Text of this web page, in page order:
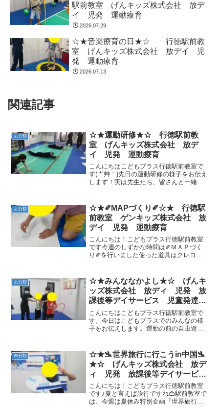
駅前教室 げんキッズ株式会社 放デ
イ 児発 運動療育
2026.07.29
☆★音楽療育の日★☆ 行徳駅前教
室 げんキッズ株式会社 放デイ 児
発 運動療育
2026.07.13
関連記事
未分類
☆★運動研修★☆ 行徳駅前教
室 げんキッズ株式会社 放デ
イ 児発 運動療育
こんにちはこどもプラス行徳駅前教室で
す( *´艸｀)先日の運動研修の様子をお伝え
します！実は先生たち、皆さんと一緒に
際にやってみることで、難しさやポイン
トを実感でき...
未分類
☆★✐MAPづくり✐☆★ 行徳駅
前教室 ゲンキッズ株式会社 放
デイ 児発 運動療育
こんにちは！こどもプラス行徳駅前教室
です今週のしずかな時間は✐ＭＡＰづく
り✐を行いました使った道具はクレヨ
描きを楽しみました♪テーマは『みんなの
まち』です こどもプラス...
未分類
☆★みんななかよし★☆ げんキ
ッズ株式会社 放ディ 児発 放
課後等デイサービス 児童発達支
援事業 無料送迎 発達障害 運
動療育 行徳 行徳駅前 南行
徳 妙典 市川市 江戸川区
ウン症
こんにちはこどもプラス行徳駅前教室で
す。今日はこどもプラスでのみんなの様
子をお伝えします。運動の前の自由遊び
客さんがどんどん増えて、、、ほとんど
のお友達がお客さんになっ...
未分類
☆★🛬世界旅行に行こうin中国🛬
★☆ げんキッズ株式会社 放デ
ィ 児発 放課後等デイサービ
ス 児童発達支援事業 無料送
迎 発達障害 運動療育 行徳
行徳駅前 南行徳 妙典 市川
こんにちは！こどもプラス行徳駅前教室
です♪夏と言えば旅行ですね👜駅前教室で
は、今週は夏休み特別企画『世界旅行に